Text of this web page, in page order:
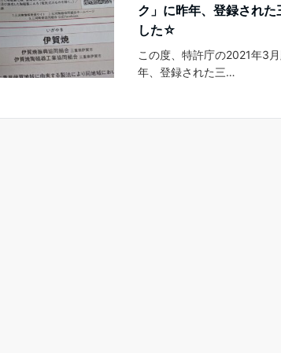
ク」に昨年、登録され
した☆
この度、特許庁の2021年3
年、登録された三…